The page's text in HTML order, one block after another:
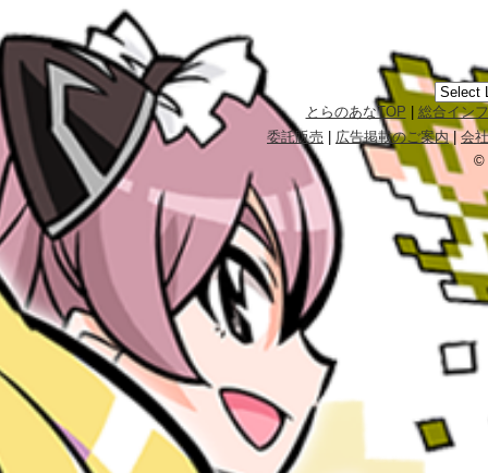
とらのあなTOP
総合イン
委託販売
広告掲載のご案内|会
©